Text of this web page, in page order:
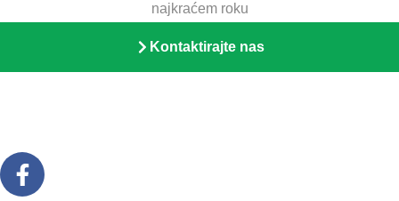
najkraćem roku
Kontaktirajte nas